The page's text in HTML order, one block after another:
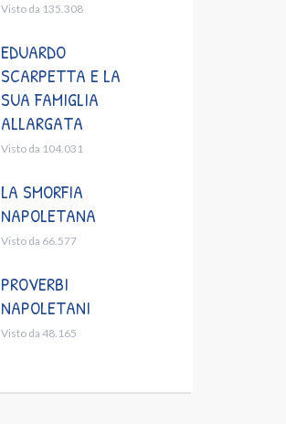
Visto da 135.308
EDUARDO
SCARPETTA E LA
SUA FAMIGLIA
ALLARGATA
Visto da 104.031
LA SMORFIA
NAPOLETANA
Visto da 66.577
PROVERBI
NAPOLETANI
Visto da 48.165